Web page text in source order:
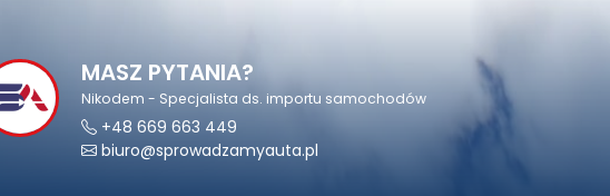
MASZ PYTANIA?
Nikodem - Specjalista ds. importu samochodów
+48 669 663 449
biuro@sprowadzamyauta.pl